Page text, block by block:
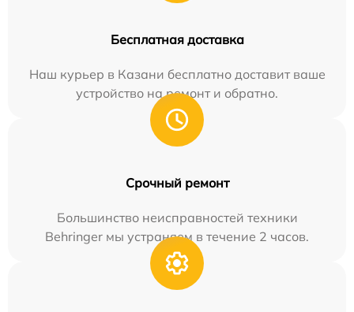
Бесплатная доставка
Наш курьер в Казани бесплатно доставит ваше
устройство на ремонт и обратно.
Срочный ремонт
Большинство неисправностей техники
Behringer мы устраняем в течение 2 часов.